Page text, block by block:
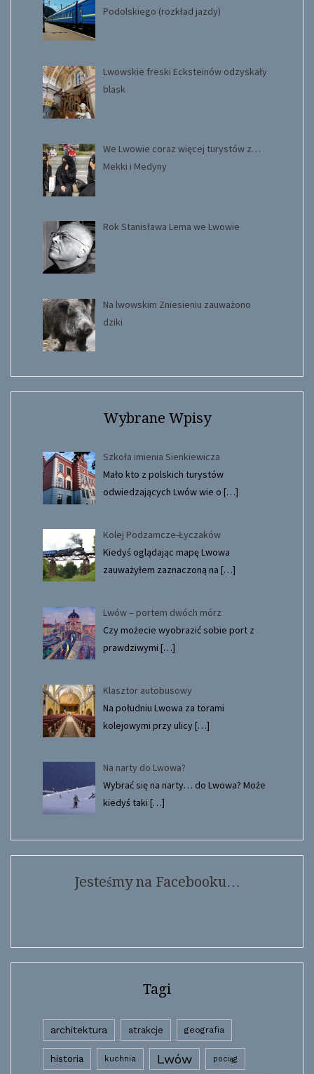
Podolskiego (rozkład jazdy)
Lwowskie freski Ecksteinów odzyskały
blask
We Lwowie coraz więcej turystów z…
Mekki i Medyny
Rok Stanisława Lema we Lwowie
Na lwowskim Zniesieniu zauważono
dziki
Wybrane Wpisy
Szkoła imienia Sienkiewicza
Mało kto z polskich turystów
odwiedzających Lwów wie o […]
Kolej Podzamcze-Łyczaków
Kiedyś oglądając mapę Lwowa
zauważyłem zaznaczoną na […]
Lwów – portem dwóch mórz
Czy możecie wyobrazić sobie port z
prawdziwymi […]
Klasztor autobusowy
Na południu Lwowa za torami
kolejowymi przy ulicy[…]
Na narty do Lwowa?
Wybrać się na narty… do Lwowa? Może
kiedyś taki […]
Jesteśmy na Facebooku…
Tagi
architektura atrakcje geografia
historia kuchnia Lwów pociąg